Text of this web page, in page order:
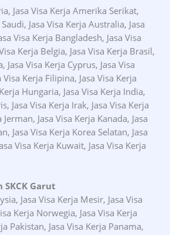
Jasa Visa Kerja Amerika Serikat,
Jasa Visa Kerja Australia, Jasa
Visa Kerja Bangladesh, Jasa Visa
Kerja Belgia, Jasa Visa Kerja Brasil,
Jasa Visa Kerja Cyprus, Jasa Visa
Kerja Filipina, Jasa Visa Kerja
Hungaria, Jasa Visa Kerja India,
Jasa Visa Kerja Irak, Jasa Visa Kerja
Jasa Visa Kerja Kanada, Jasa
Jasa Visa Kerja Korea Selatan, Jasa
Visa Kerja Kuwait, Jasa Visa Kerja
Garut
Jasa Visa Kerja Mesir, Jasa Visa
Kerja Norwegia, Jasa Visa Kerja
Pakistan, Jasa Visa Kerja Panama,